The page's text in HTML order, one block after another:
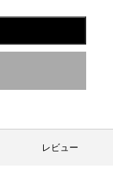
レビュー